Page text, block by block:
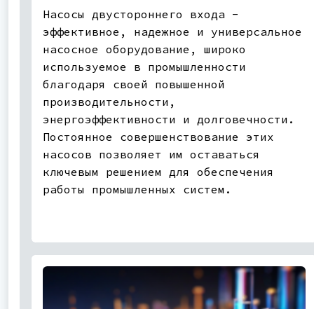
Насосы двустороннего входа -
эффективное, надежное и универсальное
насосное оборудование, широко
используемое в промышленности
благодаря своей повышенной
производительности,
энергоэффективности и долговечности.
Постоянное совершенствование этих
насосов позволяет им оставаться
ключевым решением для обеспечения
работы промышленных систем.